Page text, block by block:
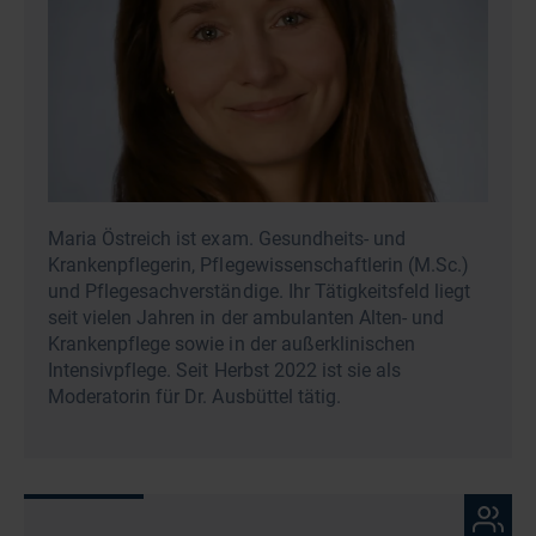
Maria Östreich ist exam. Gesundheits- und
Krankenpflegerin, Pflegewissenschaftlerin (M.Sc.)
und Pflegesachverständige. Ihr Tätigkeitsfeld liegt
seit vielen Jahren in der ambulanten Alten- und
Krankenpflege sowie in der außerklinischen
Intensivpflege. Seit Herbst 2022 ist sie als
Moderatorin für Dr. Ausbüttel tätig.